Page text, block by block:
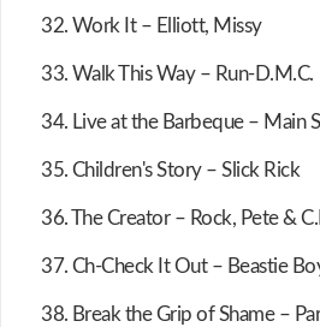
32. Work It – Elliott, Missy
33. Walk This Way – Run-D.M.C.
34. Live at the Barbeque – Main
35. Children's Story – Slick Rick
36. The Creator – Rock, Pete &
37. Ch-Check It Out – Beastie
38. Break the Grip of Shame –